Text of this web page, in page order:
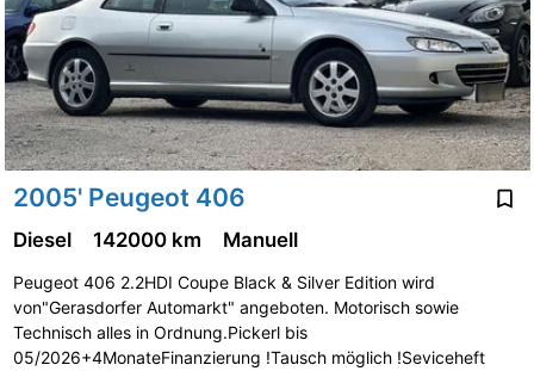
2005' Peugeot 406
Diesel 142000 km Manuell
Peugeot 406 2.2HDI Coupe Black & Silver Edition wird
von"Gerasdorfer Automarkt" angeboten. Motorisch sowie
Technisch alles in Ordnung.Pickerl bis
05/2026+4MonateFinanzierung !Tausch möglich !Seviceheft